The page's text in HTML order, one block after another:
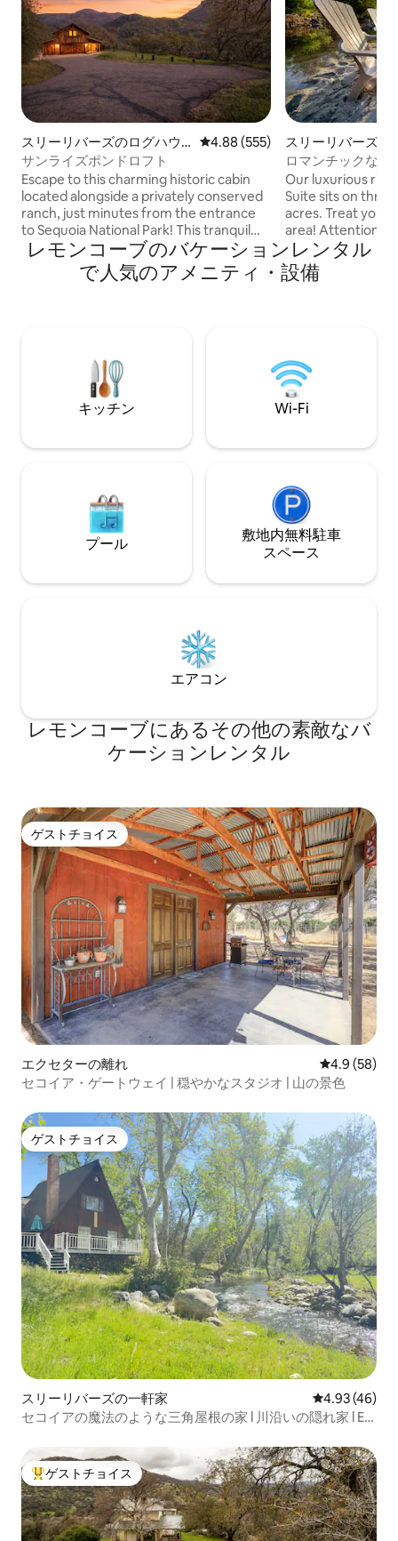
スリーリバーズのログハウ
ス
レビュー555件、5つ星中4.88つ
4.88 (555)
サンライズポンドロフト
Escape to this charming historic cabin
located alongside a privately conserved
ranch, just minutes from the entrance
to Sequoia National Park! This tranquil
setting offers a comfortable retreat with
views of surrounding protected land and
the opportunity to explore over a mile of
hiking, bird watching, and opportunities
for quiet reflection
スリーリバーズの
ロマンチックな
宝石のような場所
Our luxurious
Suite sits on
acres. Treat yourself to the best in the
area! Attention to detail is evident in this
newly appointed
ft. suite is a Cal-
and huge double
レモンコーブのバケーションレンタル
で人気のアメニティ・設備
キッチン Wi-Fi
プール
敷地内無料駐⁠車
ス⁠ペ⁠ー⁠ス
エアコン
レモンコーブにあるその他の素敵なバ
ケーションレンタル
ゲストチョイス
ゲストチョイス
エクセターの離れ レビュー58
4.9 (58)
セコイア・ゲートウェイ | 穏やかなスタジオ | 山の景色
ゲストチョイス
ゲストチョイス
スリーリバーズの一軒家 レビュー46
4.93 (46)
セコイアの魔法のような三角屋根の家 l 川沿いの隠れ家 l EV
大好評のゲストチョイスです。
ゲストチョイス